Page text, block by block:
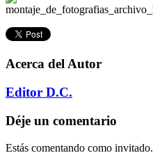
Acerca del Autor
Editor D.C.
Déje un comentario
Estás comentando como invitado.